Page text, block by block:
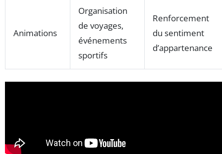
Animations
Organisation
de voyages,
événements
sportifs
Renforcement
du sentiment
d’appartenance